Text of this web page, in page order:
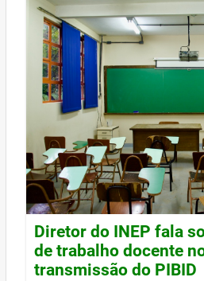
Diretor do INEP fala
de trabalho docente
transmissão do PIBID